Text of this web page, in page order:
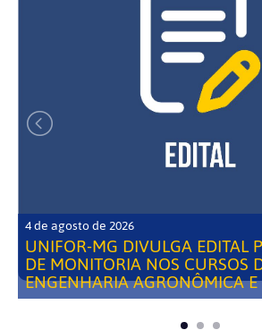
4 de agosto de 2026
UNIFOR-MG DIVULGA EDITAL
DE MONITORIA NOS CURSOS
ENGENHARIA AGRONÔMICA